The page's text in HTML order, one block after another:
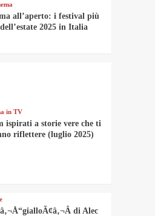
all’aperto: i festival più
2025 in Italia
in TV
ispirati a storie vere che ti
riflettere (luglio 2025)
di Alec